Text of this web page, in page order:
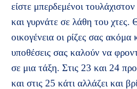
είστε μπερδεμένοι
και γυρνάτε σε λάθη του χτες.
οικογένεια οι ρίζες σας ακόμα
υποθέσεις σας καλούν να
σε μια τάξη. Στις 23 και 24
και στις 25 κάτι αλλάζει και